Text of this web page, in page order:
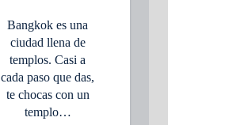
Bangkok es una
ciudad llena de
templos. Casi a
cada paso que das,
te chocas con un
templo…